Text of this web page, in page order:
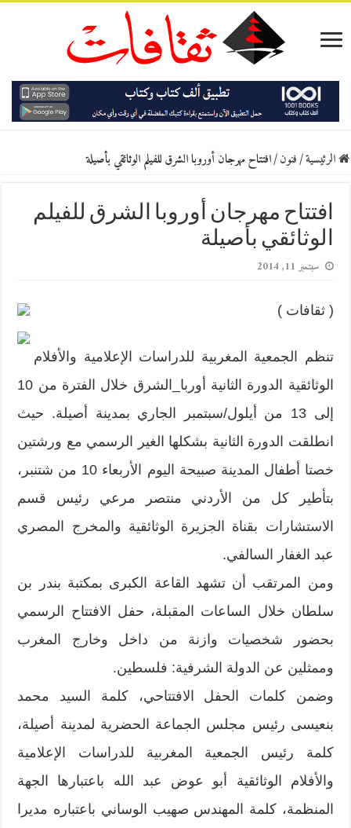
الرئيسية/فنون/افتتاح مهرجان أوروبا الشرق للفيلم الوثائقي بأصيلة
افتتاح مهرجان أوروبا الشرق للفيلم
الوثائقي بأصيلة
سبتمبر 11, 2014
( ثقافات )
تنظم الجمعية المغربية للدراسات الإعلامية والأفلام
الوثائقية الدورة الثانية أوربا_الشرق خلال الفترة من 10
إلى 13 من أيلول/سبتمبر الجاري بمدينة أصيلة. حيث
انطلقت الدورة الثانية بشكلها الغير الرسمي مع ورشتين
خصتا أطفال المدينة صبيحة اليوم الأربعاء 10 من شتنبر،
بتأطير كل من الأردني منتصر مرعي رئيس قسم
الاستشارات بقناة الجزيرة الوثائقية والمخرج المصري
عبد الغفار السالفي.
ومن المرتقب أن تشهد القاعة الكبرى بمكتبة بندر بن
سلطان خلال الساعات المقبلة، حفل الافتتاح الرسمي
بحضور شخصيات وازنة من داخل وخارج المغرب
وممثلين عن الدولة الشرفية: فلسطين.
وضمن كلمات الحفل الافتتاحي، كلمة السيد محمد
بنعيسى رئيس مجلس الجماعة الحضرية لمدينة أصيلة،
كلمة رئيس الجمعية المغربية للدراسات الإعلامية
والأفلام الوثائقية أبو عوض عبد الله باعتبارها الجهة
المنظمة، كلمة المهندس صهيب الوساني باعتباره مديرا